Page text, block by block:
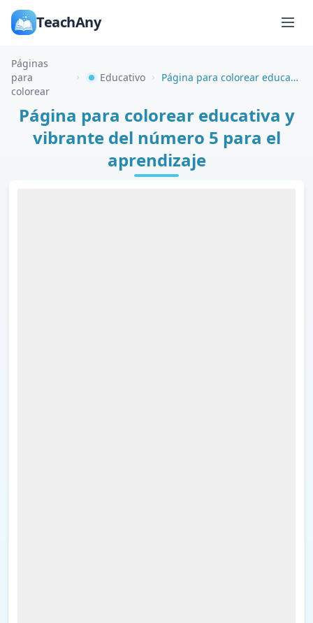
TeachAny
Páginas
para
colorear
Educativo Página para colorear educativa y vibrante del número 5 para el aprendizaje
Página para colorear educativa y
vibrante del número 5 para el
aprendizaje